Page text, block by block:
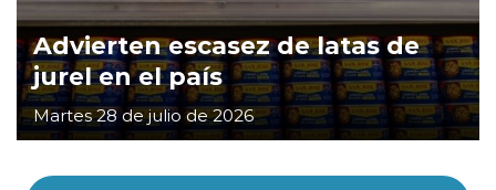
Advierten escasez de latas de
jurel en el país
Martes 28 de julio de 2026